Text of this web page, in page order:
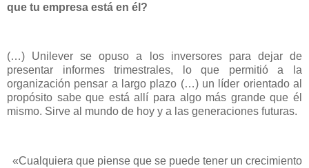
que tu empresa está en él?
(…) Unilever se opuso a los inversores para dejar de
presentar informes trimestrales, lo que permitió a la
organización pensar a largo plazo (…) un líder orientado al
propósito sabe que está allí para algo más grande que él
mismo. Sirve al mundo de hoy y a las generaciones futuras.
«Cualquiera que piense que se puede tener un crecimiento